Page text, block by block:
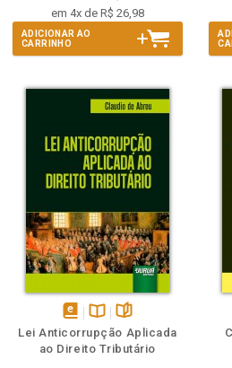
em 4x de R$ 26,98
ADICIONAR AO
CARRINHO
disponível
em
Disponível
na
páginas
Lei Anticorrupção Aplicada
ao Direito Tributário
Folheie